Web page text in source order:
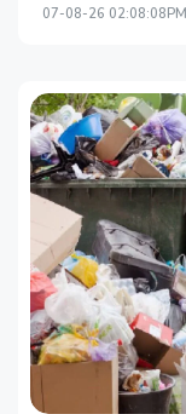
07-08-26 02:08:08PM